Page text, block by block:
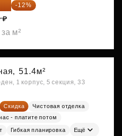
₽ -12%
₽
м²
51.4м²
1 корпус, 5 секция, 33
Скидка
Чистовая отделка
- платите потом
Гибкая планировка Ещё